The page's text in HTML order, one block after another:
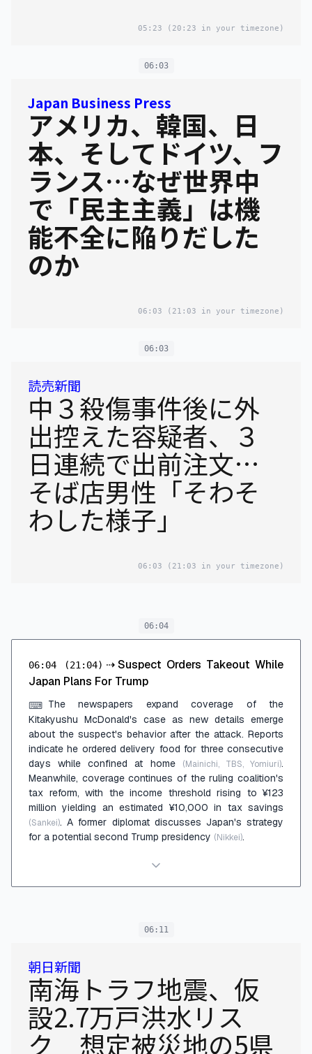
05:23 (20:23 in your timezone)
06:03
Japan Business Press
アメリカ、韓国、日
本、そしてドイツ、フ
ランス…なぜ世界中
で「民主主義」は機
能不全に陥りだした
のか
06:03 (21:03 in your timezone)
06:03
読売新聞
中３殺傷事件後に外
出控えた容疑者、３
日連続で出前注文…
そば店男性「そわそ
わした様子」
06:03 (21:03 in your timezone)
06:04
06:04 (21:04) ⇢Suspect Orders Takeout While
Japan Plans For Trump
⌨ The newspapers expand coverage of the
Kitakyushu McDonald's case as new details emerge
about the suspect's behavior after the attack. Reports
indicate he ordered delivery food for three consecutive
days while confined at home
(Mainichi, TBS, Yomiuri).
Meanwhile, coverage continues of the ruling coalition's
tax reform, with the income threshold rising to ¥123
million yielding an estimated ¥10,000 in tax savings
(Sankei). A former diplomat discusses Japan's strategy
for a potential second Trump presidency (Nikkei).
06:11
朝日新聞
南海トラフ地震、仮
設2.7万戸洪水リス
ク 想定被災地の5県